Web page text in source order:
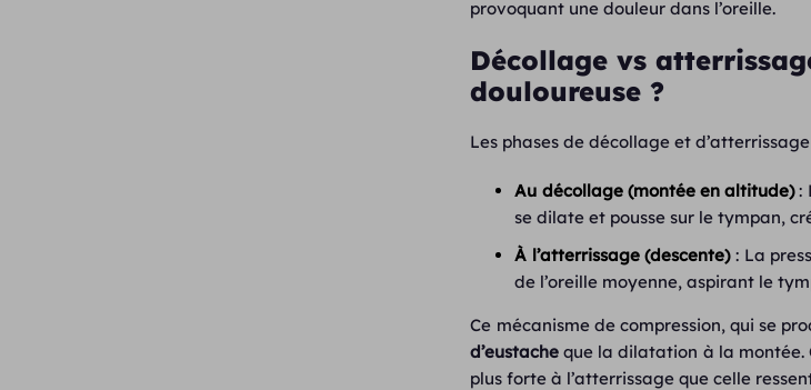
provoquant une douleur dans l’oreille.
Décollage vs
douloureuse ?
Les phases de décollage et
Au décollage (montée en altitude):
se dilate et pousse sur le tympan,
À l’atterrissage (descente): La
de l’oreille moyenne, aspirant le
Ce mécanisme de compression, qui se
d’eustache que la dilatation à la montée.
plus forte à l’atterrissage que celle